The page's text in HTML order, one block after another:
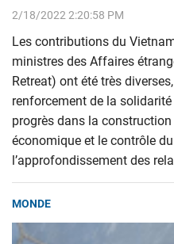
2/18/2022 2:20:58 PM
Les contributions du
ministres des Affaires
Retreat) ont été très
renforcement de la solidarité
progrès dans la
économique et le contrôle
l’approfondissement des
MONDE